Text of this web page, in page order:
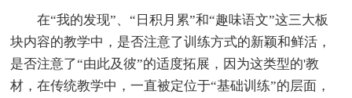
在“我的发现”、“日积月累”和“趣味语文”这三大板
块内容的教学中，是否注意了训练方式的新颖和鲜活，
是否注意了“由此及彼”的适度拓展，因为这类型的'教
材，在传统教学中，一直被定位于“基础训练”的层面，